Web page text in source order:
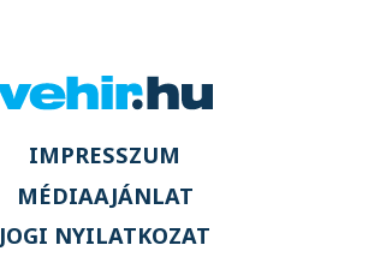
IMPRESSZUM
MÉDIAAJÁNLAT
JOGI NYILATKOZAT